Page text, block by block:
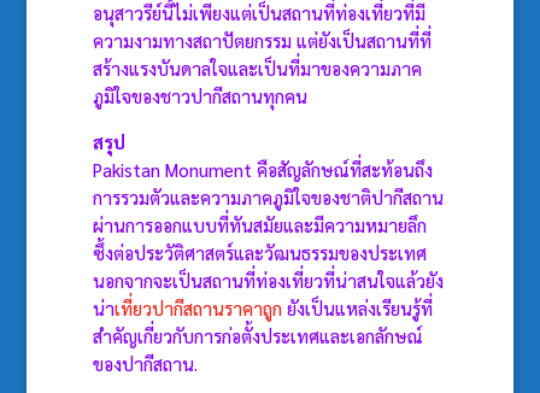
อนุสาวรีย์นี้ไม่เพียงแต่เป็นสถานที่ท่องเที่ยวที่มี
ความงามทางสถาปัตยกรรม แต่ยังเป็นสถานที่ที่
สร้างแรงบันดาลใจและเป็นที่มาของความภาค
ภูมิใจของชาวปากีสถานทุกคน
สรุป
Pakistan Monument คือสัญลักษณ์ที่สะท้อนถึง
การรวมตัวและความภาคภูมิใจของชาติปากีสถาน
ผ่านการออกแบบที่ทันสมัยและมีความหมายลึก
ซึ้งต่อประวัติศาสตร์และวัฒนธรรมของประเทศ
นอกจากจะเป็นสถานที่ท่องเที่ยวที่น่าสนใจแล้วยัง
น่าเที่ยวปากีสถานราคาถูก ยังเป็นแหล่งเรียนรู้ที่
สำคัญเกี่ยวกับการก่อตั้งประเทศและเอกลักษณ์
ของปากีสถาน.